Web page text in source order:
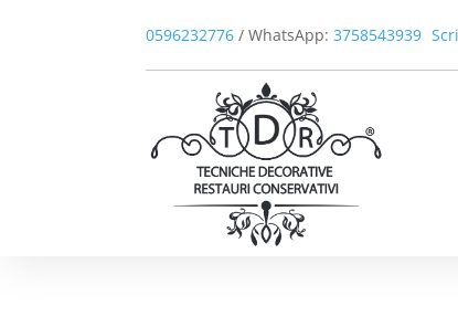
0596232776 / WhatsApp: 3758543939